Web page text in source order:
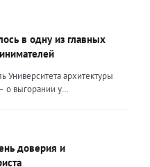
в одну из главных
Университета архитектуры
о выгорании у
заметно
Наёмный
или в отпуск, пожаловаться
доверия и